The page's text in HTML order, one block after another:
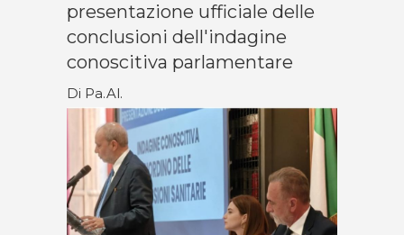
presentazione ufficiale delle
conclusioni dell'indagine
conoscitiva parlamentare
Di Pa.Al.